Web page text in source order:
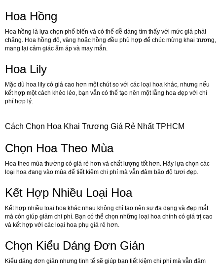
Hoa Hồng
Hoa hồng là lựa chọn phổ biến và có thể dễ dàng tìm thấy với mức giá phải
chăng. Hoa hồng đỏ, vàng hoặc hồng đều phù hợp để chúc mừng khai trương,
mang lại cảm giác ấm áp và may mắn.
Hoa Lily
Mặc dù hoa lily có giá cao hơn một chút so với các loại hoa khác, nhưng nếu
kết hợp một cách khéo léo, bạn vẫn có thể tạo nên một lẵng hoa đẹp với chi
phí hợp lý.
Cách Chọn Hoa Khai Trương Giá Rẻ Nhất TPHCM
Chọn Hoa Theo Mùa
Hoa theo mùa thường có giá rẻ hơn và chất lượng tốt hơn. Hãy lựa chọn các
loại hoa đang vào mùa để tiết kiệm chi phí mà vẫn đảm bảo độ tươi đẹp.
Kết Hợp Nhiều Loại Hoa
Kết hợp nhiều loại hoa khác nhau không chỉ tạo nên sự đa dạng và đẹp mắt
mà còn giúp giảm chi phí. Bạn có thể chọn những loại hoa chính có giá trị cao
và kết hợp với các loại hoa phụ giá rẻ hơn.
Chọn Kiểu Dáng Đơn Giản
Kiểu dáng đơn giản nhưng tinh tế sẽ giúp bạn tiết kiệm chi phí mà vẫn đảm